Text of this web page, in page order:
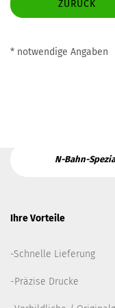
ZURÜCK
* notwendige Angaben
N-Bahn-
Ihre Vorteile
-Schnelle Lieferung
-Präzise Drucke